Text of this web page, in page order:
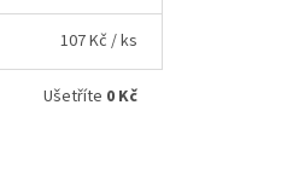
107 Kč / ks
Ušetříte 0 Kč